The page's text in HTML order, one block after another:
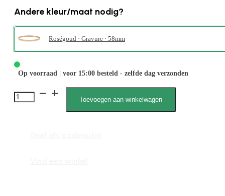
Andere kleur/maat nodig?
Roségoud · Gravure · 58mm
Op voorraad | voor 15:00 besteld - zelfde dag verzonden
Romée
Toevoegen aan winkelwagen